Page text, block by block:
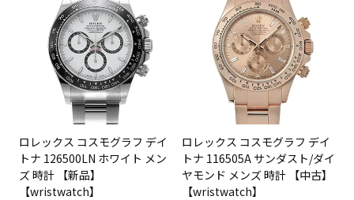
ロレックス コスモグラフ デイ
トナ 126500LN ホワイト メン
ズ 時計 【新品】
【wristwatch】
ロレックス コスモグラフ デイ
トナ 116505A サンダスト/ダイ
ヤモンド メンズ 時計 【中古】
【wristwatch】